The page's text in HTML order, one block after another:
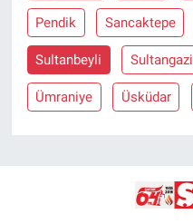
Pendik Sancaktepe
Sultanbeyli Sultangazi
Ümraniye Üsküdar